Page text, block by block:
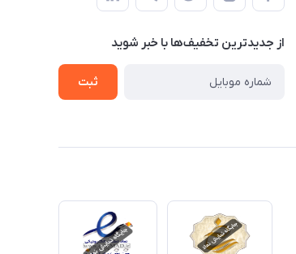
از جدید‌ترین تخفیف‌ها با‌ خبر شوید
ثبت